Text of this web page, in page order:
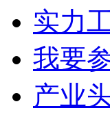
实力
我要
产业